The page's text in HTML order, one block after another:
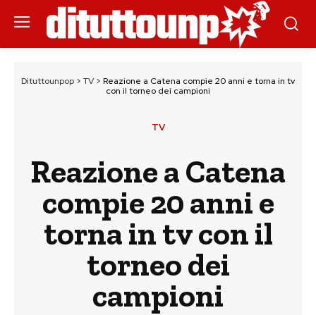
Dituttounpop > TV > Reazione a Catena compie 20 anni e torna in tv
con il torneo dei campioni
TV
Reazione a Catena
compie 20 anni e
torna in tv con il
torneo dei
campioni